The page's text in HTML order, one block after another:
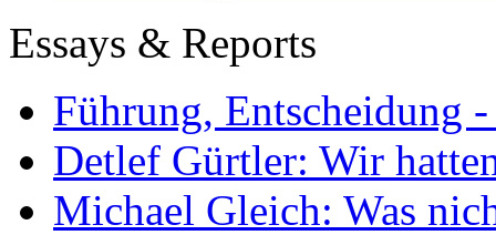
Essays & Reports
Führung, Entscheidung
Detlef Gürtler: Wir
Michael Gleich: Was